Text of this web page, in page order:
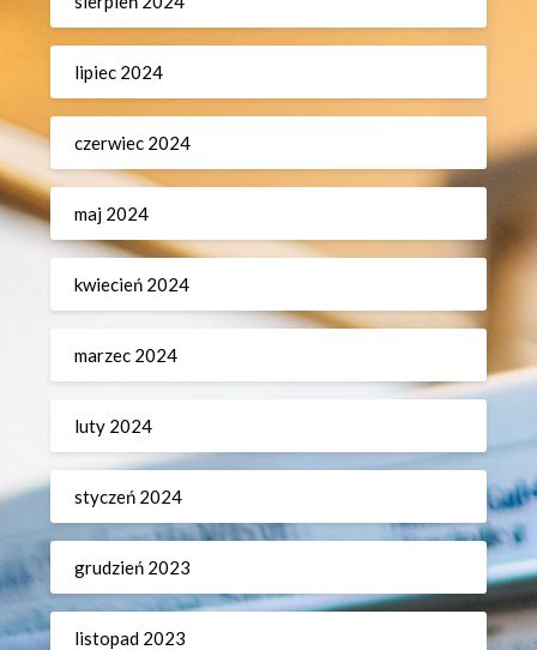
lipiec 2024
czerwiec 2024
maj 2024
kwiecień 2024
marzec 2024
luty 2024
styczeń 2024
grudzień 2023
listopad 2023